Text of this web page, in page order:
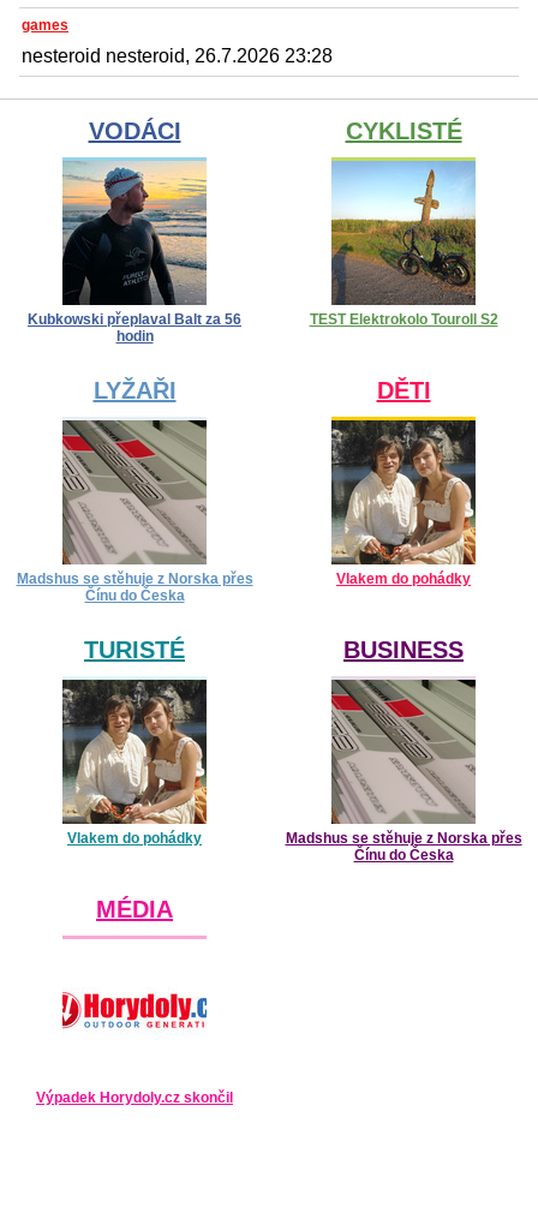
games
nesteroid nesteroid, 26.7.2026 23:28
VODÁCI
Kubkowski přeplaval Balt za 56
hodin
CYKLISTÉ
TEST Elektrokolo Touroll S2
LYŽAŘI
Madshus se stěhuje z Norska přes
Čínu do Česka
DĚTI
Vlakem do pohádky
TURISTÉ
Vlakem do pohádky
BUSINESS
Madshus se stěhuje z Norska přes
Čínu do Česka
MÉDIA
Výpadek Horydoly.cz skončil